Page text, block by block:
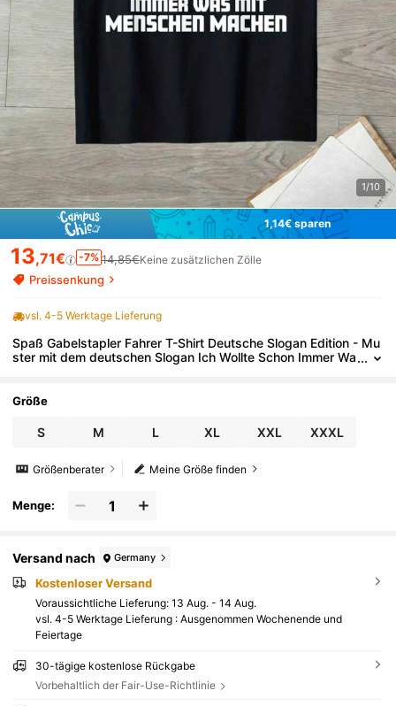
1/10
1,14€ sparen
13,71€ -7% 14,85€Keine zusätzlichen Zölle
Preissenkung
vsl. 4-5 Werktage Lieferung
Spaß Gabelstapler Fahrer T-Shirt Deutsche Slogan Edition - Mu
ster mit dem deutschen Slogan Ich Wollte Schon Immer Wa
Größe
S M L XL XXL XXXL
Meine Größe finden
Größenberater
Menge:
Versand nach Germany
Kostenloser Versand
Voraussichtliche Lieferung: 13 Aug. - 14 Aug.
vsl. 4-5 Werktage Lieferung : Ausgenommen Wochenende und
Feiertage
30-tägige kostenlose Rückgabe
Vorbehaltlich der Fair-Use-Richtlinie